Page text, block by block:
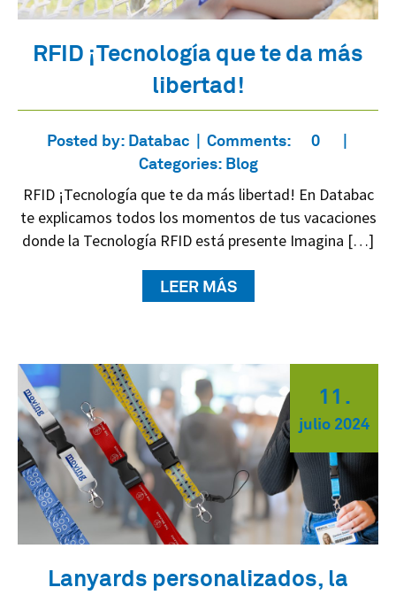
RFID ¡Tecnología que te da más
libertad!
Posted by: Databac Comments:
0
Categories: Blog
RFID ¡Tecnología que te da más libertad! En Databac
te explicamos todos los momentos de tus vacaciones
donde la Tecnología RFID está presente Imagina […]
LEER MÁS
Lanyards personalizados, la
11 .
julio 2024